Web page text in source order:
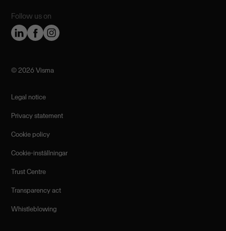
Follow us on
©️ 2026 Visma
Legal notice
Privacy statement
Cookie policy
Cookie-inställningar
Trust Centre
Transparency act
Whistleblowing